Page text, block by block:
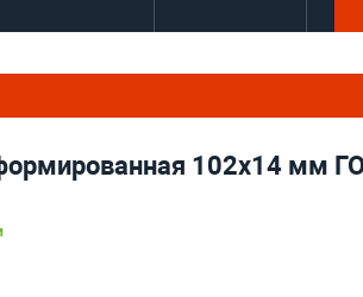
102х14 мм